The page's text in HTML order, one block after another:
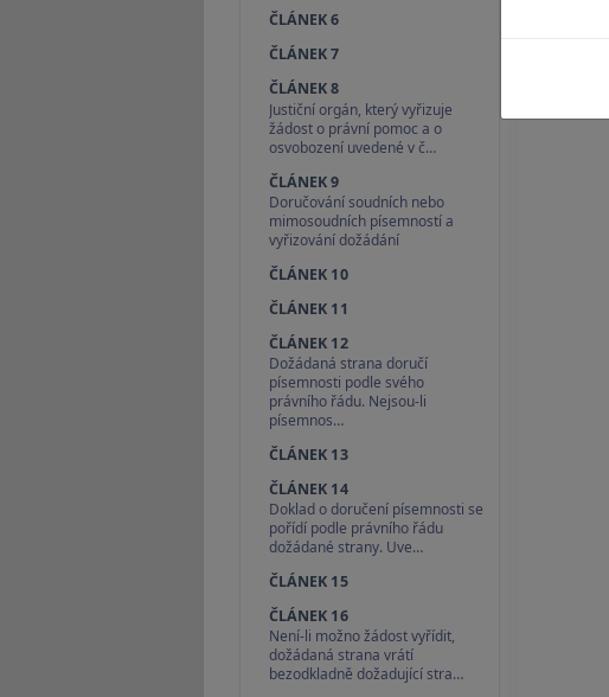
ČLÁNEK 6
ČLÁNEK 7
ČLÁNEK 8
Justiční orgán, který vyřizuje
žádost o právní pomoc a o
osvobození uvedené v č…
ČLÁNEK 9
Doručování soudních nebo
mimosoudních písemností a
vyřizování dožádání
ČLÁNEK 10
ČLÁNEK 11
ČLÁNEK 12
Dožádaná strana doručí
písemnosti podle svého
právního řádu. Nejsou-li
písemnos…
ČLÁNEK 13
ČLÁNEK 14
Doklad o doručení písemnosti se
pořídí podle právního řádu
dožádané strany. Uve…
ČLÁNEK 15
ČLÁNEK 16
Není-li možno žádost vyřídit,
dožádaná strana vrátí
bezodkladně dožadující stra…